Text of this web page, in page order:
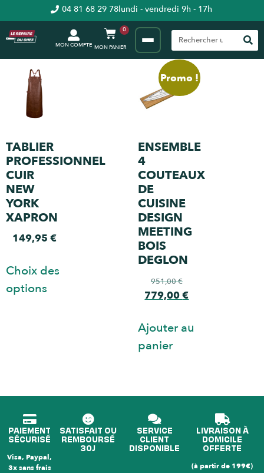
04 81 68 29 78lundi - vendredi 9h - 17h
MON COMPTE
0
TABLIER
PROFESSIONNEL
CUIR
NEW
YORK
XAPRON
149,95€
Choix des
options
Promo !
ENSEMBLE
4
COUTEAUX
DE
CUISINE
DESIGN
MEETING
BOIS
DEGLON
951,00€
779,00€
Ajouter au
panier
PAIEMENT
SÉCURISÉ
Visa, Paypal,
3x sans frais
SATISFAIT OU
REMBOURSÉ
30J
SERVICE
CLIENT
DISPONIBLE
LIVRAISON À
DOMICILE
OFFERTE
(à partir de 199€)